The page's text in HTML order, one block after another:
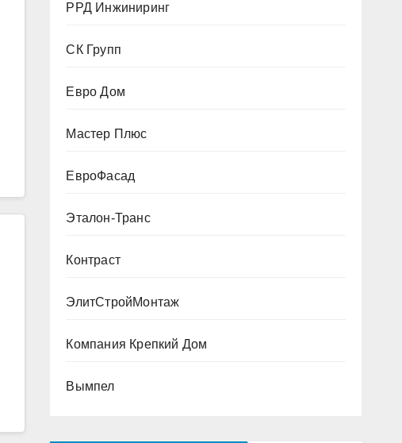
РРД Инжиниринг
СК Групп
Евро Дом
Мастер Плюс
ЕвроФасад
Эталон-Транс
Контраст
ЭлитСтройМонтаж
Компания Крепкий Дом
Вымпел